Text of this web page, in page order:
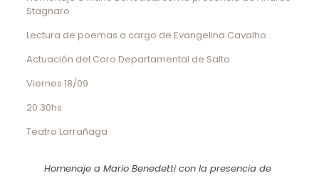
Stagnaro.
Lectura de poemas a cargo de Evangelina Cavalho
Actuación del Coro Departamental de Salto
Viernes 18/09
20:30hs
Teatro Larrañaga
Homenaje a Mario Benedetti con la presencia de